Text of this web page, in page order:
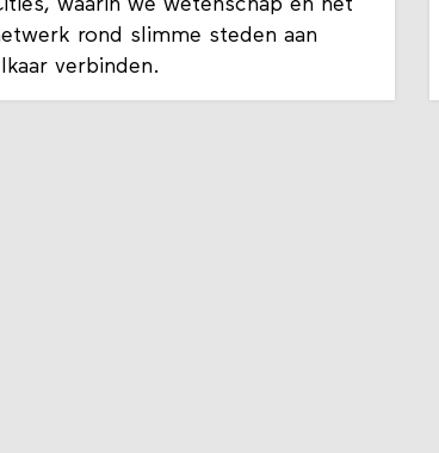
waarin we wetenschap en het
rond slimme steden aan
verbinden.